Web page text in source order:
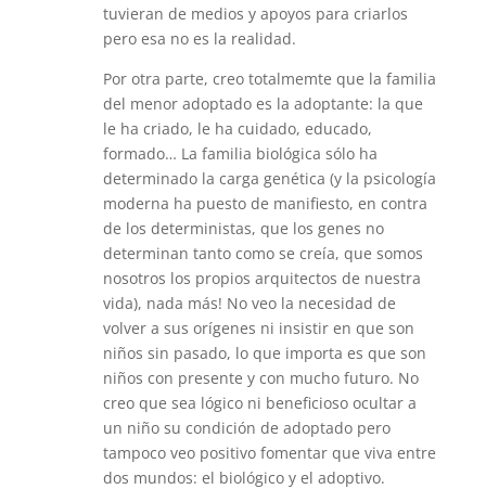
tuvieran de medios y apoyos para criarlos
pero esa no es la realidad.
Por otra parte, creo totalmemte que la familia
del menor adoptado es la adoptante: la que
le ha criado, le ha cuidado, educado,
formado… La familia biológica sólo ha
determinado la carga genética (y la psicología
moderna ha puesto de manifiesto, en contra
de los deterministas, que los genes no
determinan tanto como se creía, que somos
nosotros los propios arquitectos de nuestra
vida), nada más! No veo la necesidad de
volver a sus orígenes ni insistir en que son
niños sin pasado, lo que importa es que son
niños con presente y con mucho futuro. No
creo que sea lógico ni beneficioso ocultar a
un niño su condición de adoptado pero
tampoco veo positivo fomentar que viva entre
dos mundos: el biológico y el adoptivo.